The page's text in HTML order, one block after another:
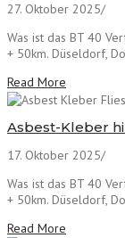
27. Oktober 2025/
Was ist das BT 40
+ 50km. Düseldorf,
Read More
Asbest-Kleber
17. Oktober 2025/
Was ist das BT 40
+ 50km. Düseldorf,
Read More